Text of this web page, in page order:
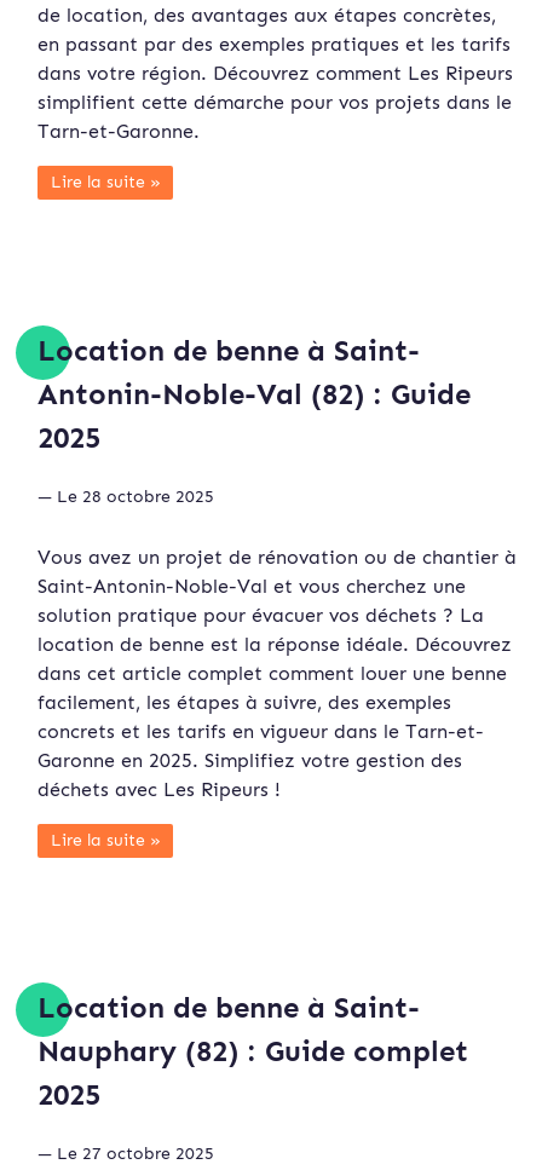
de location, des avantages aux étapes concrètes,
en passant par des exemples pratiques et les tarifs
dans votre région. Découvrez comment Les Ripeurs
simplifient cette démarche pour vos projets dans le
Tarn-et-Garonne.
Lire la suite »
Location de benne à Saint-
Antonin-Noble-Val (82) : Guide
2025
— Le 28 octobre 2025
Vous avez un projet de rénovation ou de chantier à
Saint-Antonin-Noble-Val et vous cherchez une
solution pratique pour évacuer vos déchets ? La
location de benne est la réponse idéale. Découvrez
dans cet article complet comment louer une benne
facilement, les étapes à suivre, des exemples
concrets et les tarifs en vigueur dans le Tarn-et-
Garonne en 2025. Simplifiez votre gestion des
déchets avec Les Ripeurs !
Lire la suite »
Location de benne à Saint-
Nauphary (82) : Guide complet
2025
— Le 27 octobre 2025